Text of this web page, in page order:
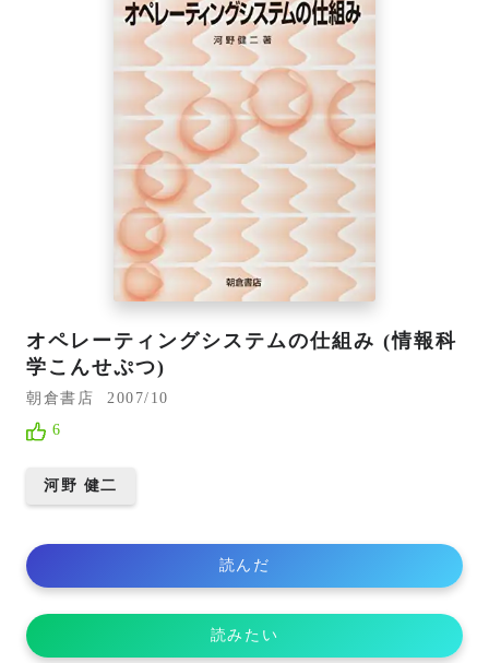
オペレーティングシステムの仕組み (情報科
学こんせぷつ)
朝倉書店
2007/10
6
河野 健二
読んだ
読みたい